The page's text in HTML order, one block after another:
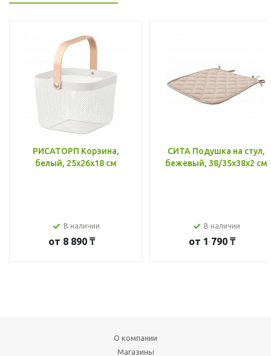
РИСАТОРП Корзина,
белый, 25x26x18 см
В наличии
от 8 890 ₸
СИТА Подушка на стул,
бежевый, 38/35x38x2 см
В наличии
от 1 790 ₸
О компании
Магазины